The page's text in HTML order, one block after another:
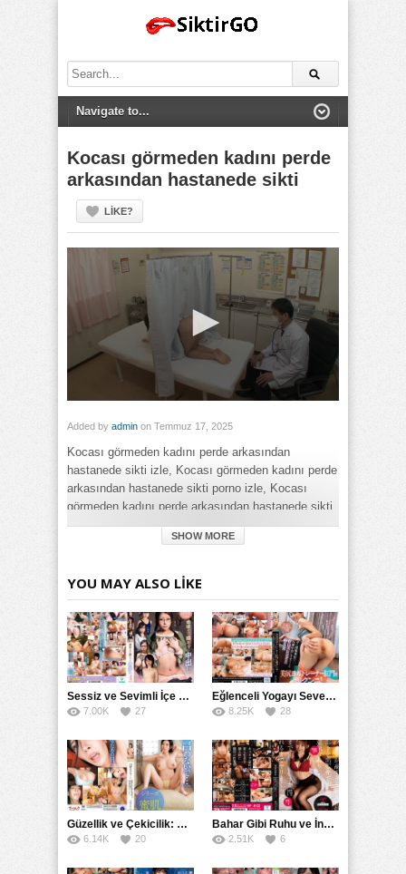
Search
for:
Kocası görmeden kadını perde
arkasından hastanede sikti
LIKE?
Added by admin on Temmuz 17, 2025
Kocası görmeden kadını perde arkasından
hastanede sikti izle, Kocası görmeden kadını perde
arkasından hastanede sikti porno izle, Kocası
görmeden kadını perde arkasından hastanede sikti
sikiş izle
Full HD
izle,Kocası görmeden kadını perde arkasından hastanede
sikti sikiş izle
SHOW MORE
YOU MAY ALSO LIKE
Sessiz ve Sevimli İçe Dönükler İçin Kremalı Pastalar: 后藤えmi ve KTRA’nın Özel Tarifesi
7.00K 27
Eğlenceli Yogayı Seven Bir Kadınla Seks Deneyimi
8.25K 28
Güzellik ve Çekicilik: Bir İşyeri Kadininin Hikayesi
6.14K 20
Bahar Gibi Ruhu ve İncelikle Doldurmak
2.51K 6